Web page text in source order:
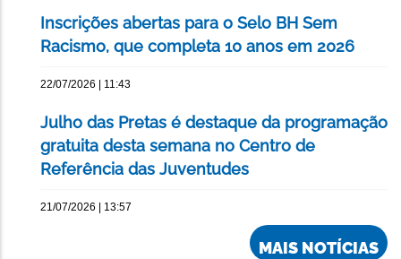
Inscrições abertas para o Selo BH Sem
Racismo, que completa 10 anos em 2026
22/07/2026 | 11:43
Julho das Pretas é destaque da programação
gratuita desta semana no Centro de
Referência das Juventudes
21/07/2026 | 13:57
MAIS NOTÍCIAS